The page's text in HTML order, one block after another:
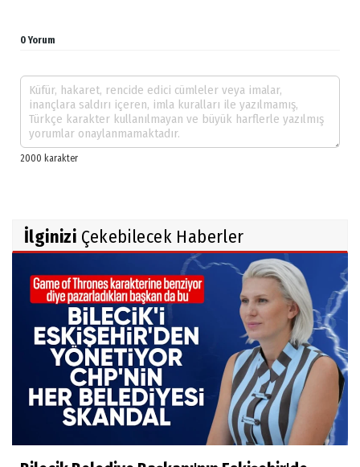
0 Yorum
İlginizi Çekebilecek Haberler